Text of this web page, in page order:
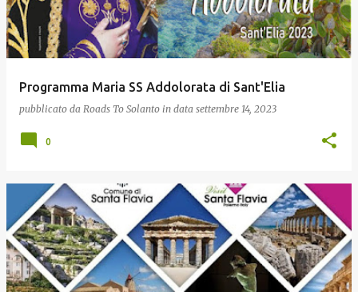
Programma Maria SS Addolorata di Sant'Elia
pubblicato da Roads To Solanto in data settembre 14, 2023
0